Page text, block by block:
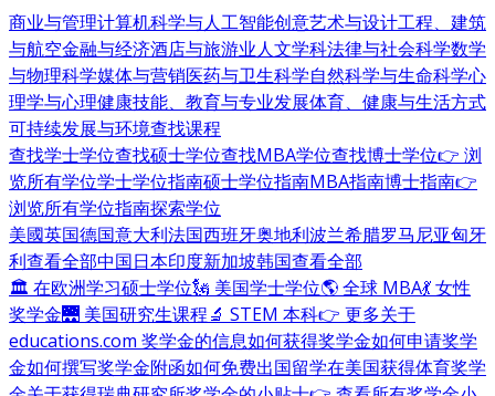
商业与管理计算机科学与人工智能创意艺术与设计工程、建筑
与航空金融与经济酒店与旅游业人文学科法律与社会科学数学
与物理科学媒体与营销医药与卫生科学自然科学与生命科学心
理学与心理健康技能、教育与专业发展体育、健康与生活方式
可持续发展与环境查找课程
查找学士学位查找硕士学位查找MBA学位查找博士学位👉 浏
览所有学位学士学位指南硕士学位指南MBA指南博士指南👉
浏览所有学位指南探索学位
美國英国德国意大利法国西班牙奥地利波兰希腊罗马尼亚匈牙
利查看全部中国日本印度新加坡韩国查看全部
🏛 在欧洲学习硕士学位🗽 美国学士学位🌎 全球 MBA💃 女性
奖学金🌉 美国研究生课程🔬 STEM 本科👉 更多关于
educations.com 奖学金的信息如何获得奖学金如何申请奖学
金如何撰写奖学金附函如何免费出国留学在美国获得体育奖学